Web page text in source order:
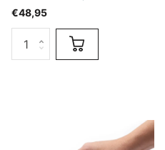
€48,95